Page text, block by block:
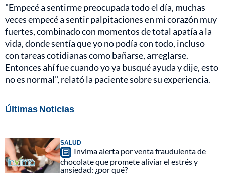
"Empecé a sentirme preocupada todo el día, muchas
veces empecé a sentir palpitaciones en mi corazón muy
fuertes, combinado con momentos de total apatía a la
vida, donde sentía que yo no podía con todo, incluso
con tareas cotidianas como bañarse, arreglarse.
Entonces ahí fue cuando yo ya busqué ayuda y dije, esto
no es normal", relató la paciente sobre su experiencia.
Últimas Noticias
SALUD
Invima alerta por venta fraudulenta de
chocolate que promete aliviar el estrés y
ansiedad: ¿por qué?